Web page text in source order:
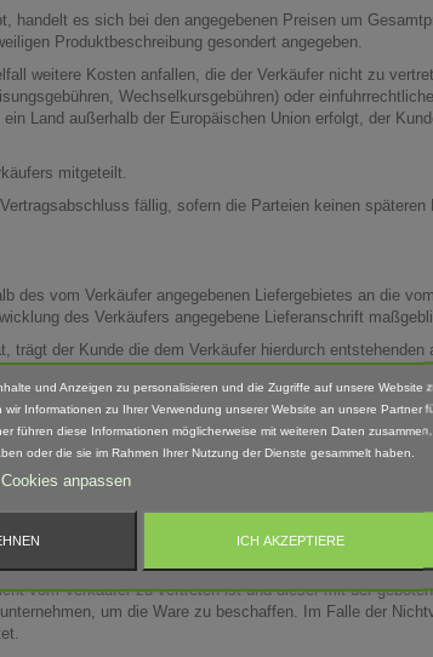
handelt es sich bei den angegebenen Preisen um
Produktbeschreibung gesondert angegeben.
weitere Kosten anfallen, die der Verkäufer nicht zu
Wechselkursgebühren) oder
Land außerhalb der Europäischen Union erfolgt, der
mitgeteilt.
fällig, sofern die Parteien keinen
des vom Verkäufer angegebenen Liefergebietes an die
des Verkäufers angegebene Lieferanschrift
trägt der Kunde die dem Verkäufer hierdurch
Rücksendekosten gilt bei wirksamer Ausübung des
der zufälligen Verschlechterung der verkauften Ware
Person oder Anstalt ausgeliefert hat. Handelt der
mit Übergabe der Ware an den Kunden oder eine
Ware auch bei Verbrauchern bereits auf den Kunden
Anstalt ausgeliefert hat, wenn der Kunde den Spediteur,
dem Kunden diese Person oder Anstalt zuvor
behält sich der Verkäufer das Recht vor, im Falle nicht
vom Verkäufer zu vertreten ist und dieser mit der
um die Ware zu beschaffen. Im Falle der
und Anzeigen zu personalisieren und die Zugriffe auf unsere Website
Informationen zu Ihrer Verwendung unserer Website an unsere Partner
führen diese Informationen möglicherweise mit weiteren Daten zusammen,
oder die sie im Rahmen Ihrer Nutzung der Dienste gesammelt haben.
Cookies anpassen
ICH AKZEPTIERE